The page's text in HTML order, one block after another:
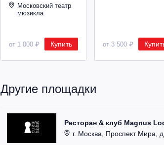
Московский театр
мюзикла
от 1 000 ₽ Купить от 3 500 ₽
Другие площадки
Ресторан & клуб Magnus
г. Москва, Проспект Мира,